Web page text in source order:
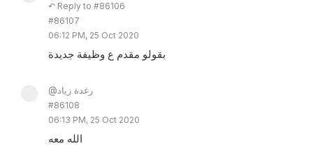
↶ Reply to #86106
#86107
06:12 PM, 25 Oct 2020
بقولو مقدم ع وظيفة جديدة
@رغدة زياد
#86108
06:13 PM, 25 Oct 2020
الله معه